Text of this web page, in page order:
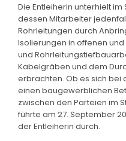
Die Entleiherin unterhielt
dessen Mitarbeiter
Rohrleitungen durch
Isolierungen in offenen
und
Kabelgräben und dem
erbrachten. Ob es sich bei
einen baugewerblichen
zwischen den Parteien im
führte am 27. September
der Entleiherin durch.